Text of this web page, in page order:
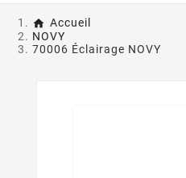
Accueil
NOVY
70006 Éclairage NOVY